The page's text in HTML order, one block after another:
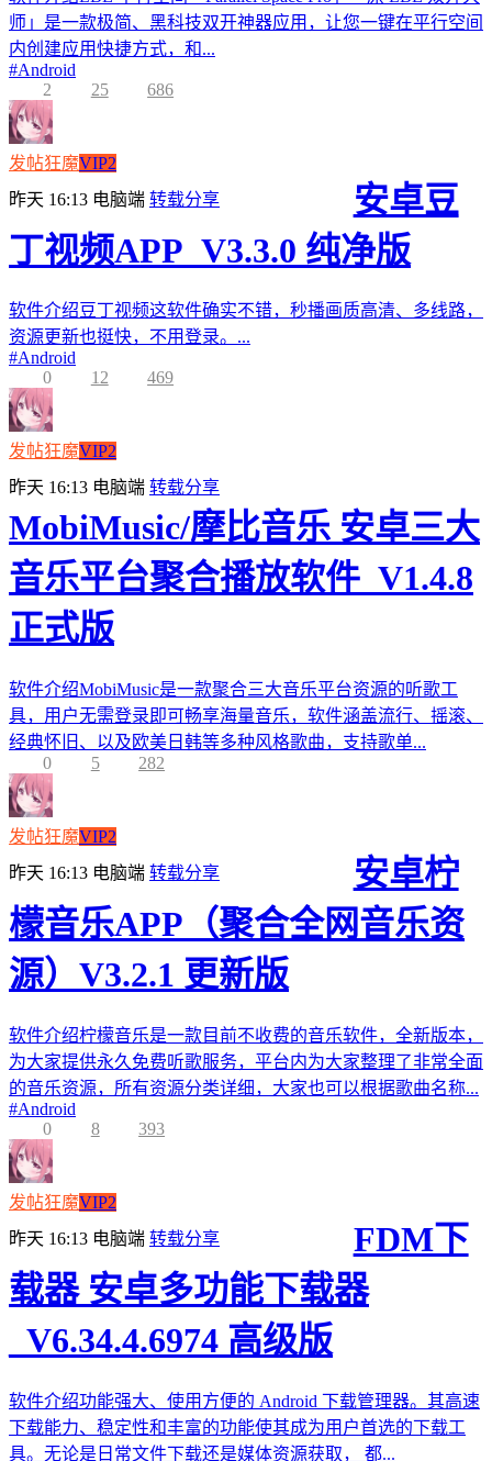
师」是一款极简、黑科技双开神器应用，让您一键在平行空间
内创建应用快捷方式，和...
#Android
2
25 686
发帖狂魔VIP2
昨天 16:13 电脑端 转载分享
安卓豆
丁视频APP_V3.3.0 纯净版
软件介绍豆丁视频这软件确实不错，秒播画质高清、多线路，
资源更新也挺快，不用登录。...
#Android
0
12 469
发帖狂魔VIP2
昨天 16:13 电脑端 转载分享
MobiMusic/摩比音乐 安卓三大
音乐平台聚合播放软件_V1.4.8
正式版
软件介绍MobiMusic是一款聚合三大音乐平台资源的听歌工
具，用户无需登录即可畅享海量音乐，软件涵盖流行、摇滚、
经典怀旧、以及欧美日韩等多种风格歌曲，支持歌单...
0
5 282
发帖狂魔VIP2
昨天 16:13 电脑端 转载分享
安卓柠
檬音乐APP（聚合全网音乐资
源）V3.2.1 更新版
软件介绍柠檬音乐是一款目前不收费的音乐软件，全新版本，
为大家提供永久免费听歌服务，平台内为大家整理了非常全面
的音乐资源，所有资源分类详细，大家也可以根据歌曲名称...
#Android
0
8 393
发帖狂魔VIP2
昨天 16:13 电脑端 转载分享
FDM下
载器 安卓多功能下载器
_V6.34.4.6974 高级版
软件介绍功能强大、使用方便的 Android 下载管理器。其高速
下载能力、稳定性和丰富的功能使其成为用户首选的下载工
具。无论是日常文件下载还是媒体资源获取， 都...